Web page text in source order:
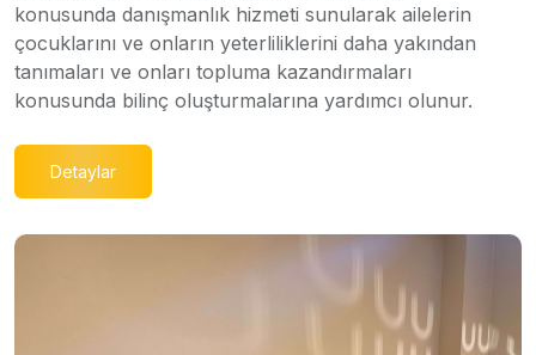
konusunda danışmanlık hizmeti sunularak ailelerin
çocuklarını ve onların yeterliliklerini daha yakından
tanımaları ve onları topluma kazandırmaları
konusunda bilinç oluşturmalarına yardımcı olunur.
Detaylar